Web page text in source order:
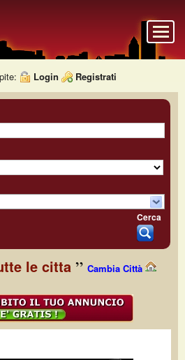
Login Registrati
Cerca
le citta Cambia Città